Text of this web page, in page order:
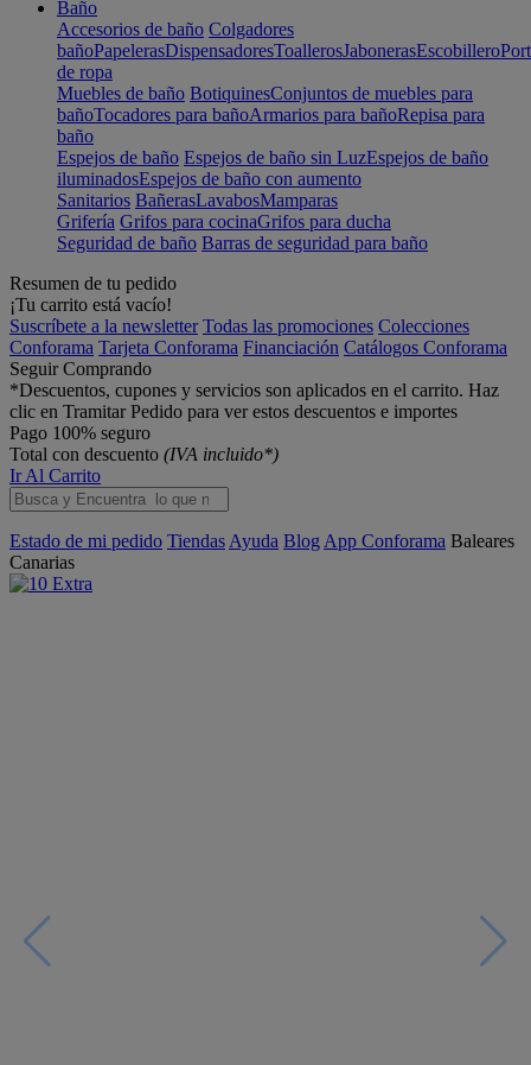
Baño
Accesorios de baño Colgadores
bañoPapelerasDispensadoresToallerosJabonerasEscobillero
de ropa
Muebles de baño BotiquinesConjuntos de muebles para
bañoTocadores para bañoArmarios para bañoRepisa para
baño
Espejos de baño Espejos de baño sin LuzEspejos de baño
iluminadosEspejos de baño con aumento
Sanitarios BañerasLavabosMamparas
Grifería Grifos para cocinaGrifos para ducha
Seguridad de baño Barras de seguridad para baño
Resumen de tu pedido
¡Tu carrito está vacío!
Suscríbete a la newsletter Todas las promociones Colecciones
Conforama Tarjeta Conforama Financiación Catálogos Conforama
Seguir Comprando
*Descuentos, cupones y servicios son aplicados en el carrito. Haz
clic en Tramitar Pedido para ver estos descuentos e importes
Pago 100% seguro
Total con descuento (IVA incluido*)
Ir Al Carrito
Estado de mi pedido Tiendas Ayuda Blog App Conforama Baleares
Canarias